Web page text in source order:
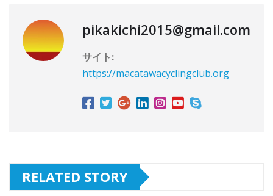
pikakichi2015@gmail.com
サイト:
https://macatawacyclingclub.org
RELATED STORY